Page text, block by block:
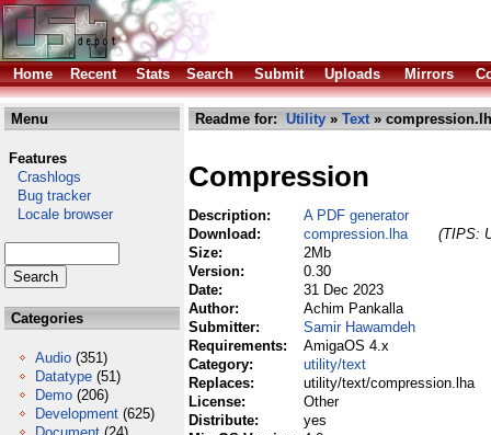
Home Recent Stats Search Submit Uploads Mirrors
Menu
Features
Crashlogs
Bug tracker
Locale browser
Categories
Audio (351)
Datatype (51)
Demo (206)
Development (625)
Readme for: Utility » Text»
Compression
Description:
A PDF generator
Download:
compression.lha
(TIPS:
Size:
2Mb
Version:
0.30
Date:
31 Dec 2023
Author:
Achim Pankalla
Submitter:
Samir Hawamdeh
Requirements:
AmigaOS 4.x
Category:
utility/text
Replaces:
utility/text/compression.lha
License:
Other
Distribute:
yes